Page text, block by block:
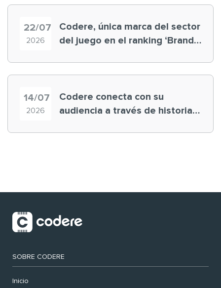
22/07
2026
Codere, única marca del sector
del juego en el ranking ‘Brand
14/07
2026
Codere conecta con su
audiencia a través de historias
SOBRE CODERE
Inicio